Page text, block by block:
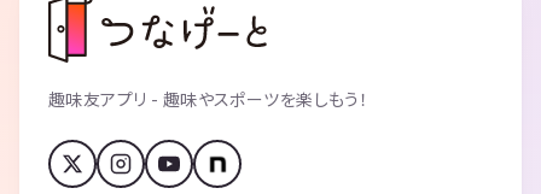
趣味友アプリ - 趣味やスポーツを楽しもう！